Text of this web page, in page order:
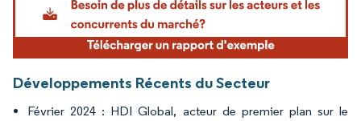
Développements Récents du Secteur
Février 2024 : HDI Global, acteur de premier plan sur le